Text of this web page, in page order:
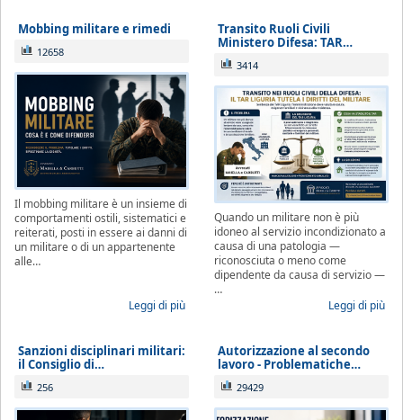
Mobbing militare e rimedi
12658
Il mobbing militare è un insieme di
comportamenti ostili, sistematici e
reiterati, posti in essere ai danni di
un militare o di un appartenente
alle…
Leggi di più
Transito Ruoli Civili
Ministero Difesa: TAR…
3414
Quando un militare non è più
idoneo al servizio incondizionato a
causa di una patologia —
riconosciuta o meno come
dipendente da causa di servizio —
…
Leggi di più
Sanzioni disciplinari militari:
il Consiglio di…
256
Autorizzazione al secondo
lavoro - Problematiche…
29429
modalità di gestione.
Se è già cliente dello Studio, le richieste
non strettamente urgenti (aggiornamenti
sullo stato della pratica, quesiti generali,
gestione adempimenti processuali
rinviabili) saranno prese in carico al rientro,
a partire dal 1° settembre 2026.